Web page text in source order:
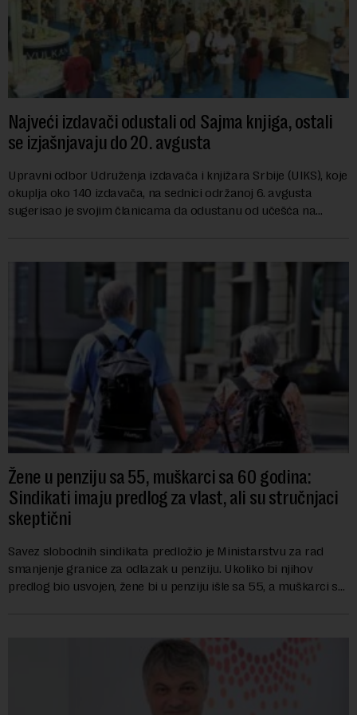
Najveći izdavači odustali od Sajma knjiga, ostali
se izjašnjavaju do 20. avgusta
Upravni odbor Udruženja izdavača i knjižara Srbije (UIKS), koje
okuplja oko 140 izdavača, na sednici održanoj 6. avgusta
sugerisao je svojim članicama da odustanu od učešća na
Žene u penziju sa 55, muškarci sa 60 godina:
Sindikati imaju predlog za vlast, ali su stručnjaci
skeptični
Savez slobodnih sindikata predložio je Ministarstvu za rad
smanjenje granice za odlazak u penziju. Ukoliko bi njihov
predlog bio usvojen, žene bi u penziju išle sa 55, a muškarci sa